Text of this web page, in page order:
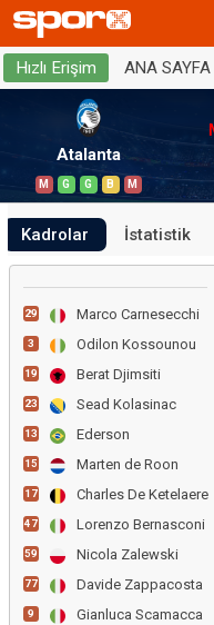
Hızlı Erişim ANA SAYFA
Atalanta
M G G B M
Kadrolar İstatistik
29 Marco Carnesecchi
3 Odilon Kossounou
19 Berat Djimsiti
23 Sead Kolasinac
13 Ederson
15 Marten de Roon
17 Charles De Ketelaere
47 Lorenzo Bernasconi
59 Nicola Zalewski
77 Davide Zappacosta
9 Gianluca Scamacca